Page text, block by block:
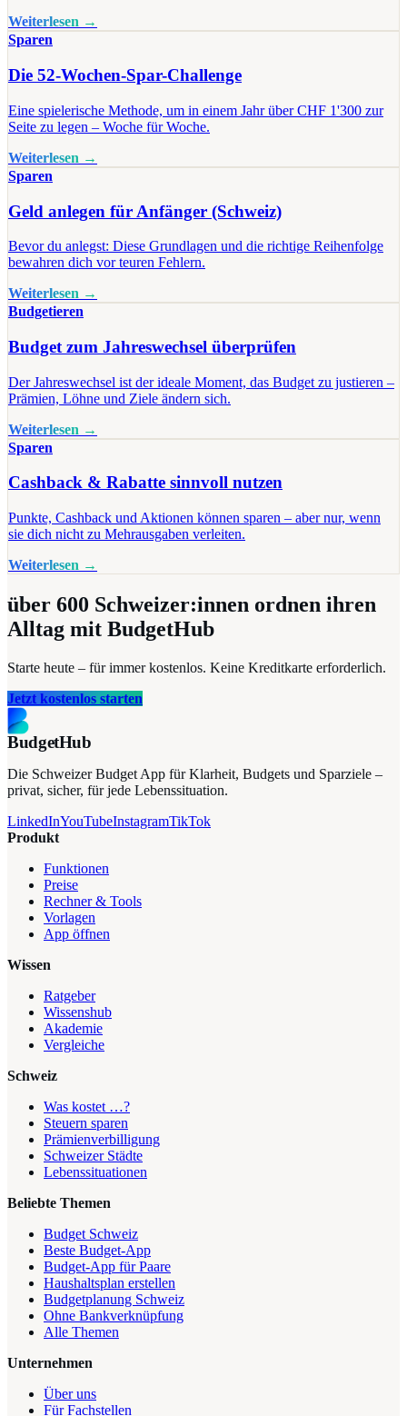
Weiterlesen →
Sparen
Die 52-Wochen-Spar-Challenge
Eine spielerische Methode, um in einem Jahr über CHF 1'300 zur
Seite zu legen – Woche für Woche.
Weiterlesen →
Sparen
Geld anlegen für Anfänger (Schweiz)
Bevor du anlegst: Diese Grundlagen und die richtige Reihenfolge
bewahren dich vor teuren Fehlern.
Weiterlesen →
Budgetieren
Budget zum Jahreswechsel überprüfen
Der Jahreswechsel ist der ideale Moment, das Budget zu justieren –
Prämien, Löhne und Ziele ändern sich.
Weiterlesen →
Sparen
Cashback & Rabatte sinnvoll nutzen
Punkte, Cashback und Aktionen können sparen – aber nur, wenn
sie dich nicht zu Mehrausgaben verleiten.
Weiterlesen →
über 600 Schweizer:innen ordnen ihren
Alltag mit BudgetHub
Starte heute – für immer kostenlos. Keine Kreditkarte erforderlich.
Jetzt kostenlos starten
BudgetHub
Die Schweizer Budget App für Klarheit, Budgets und Sparziele –
privat, sicher, für jede Lebenssituation.
LinkedInYouTubeInstagramTikTok
Produkt
Funktionen
Preise
Rechner & Tools
Vorlagen
App öffnen
Wissen
Ratgeber
Wissenshub
Akademie
Vergleiche
Schweiz
Was kostet …?
Steuern sparen
Prämienverbilligung
Schweizer Städte
Lebenssituationen
Beliebte Themen
Budget Schweiz
Beste Budget-App
Budget-App für Paare
Haushaltsplan erstellen
Budgetplanung Schweiz
Ohne Bankverknüpfung
Alle Themen
Unternehmen
Über uns
Für Fachstellen